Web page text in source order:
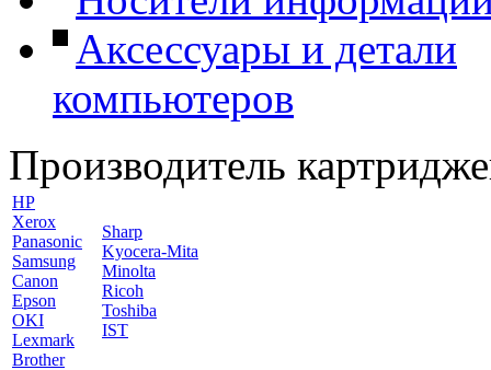
Аксессуары и детали
компьютеров
Производитель
HP
Xerox
Panasonic
Samsung
Canon
Epson
OKI
Lexmark
Brother
Sharp
Kyocera-Mita
Minolta
Ricoh
Toshiba
IST